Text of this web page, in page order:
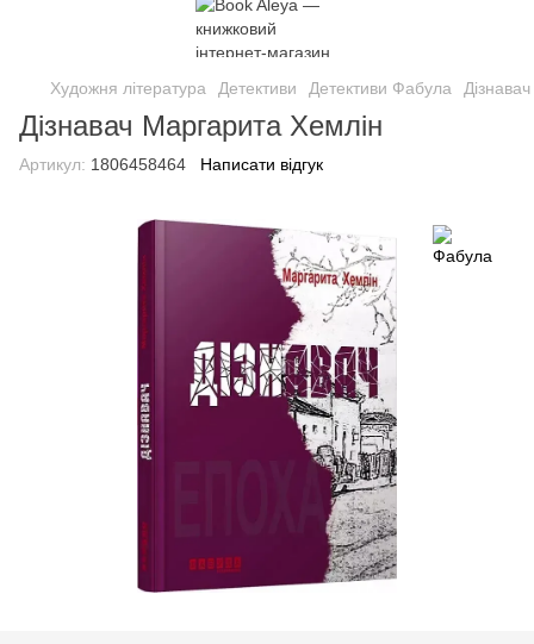
Художня література Детективи Детективи Фабула
Дізнавач Маргарита Хемлін
Артикул: 1806458464 Написати відгук